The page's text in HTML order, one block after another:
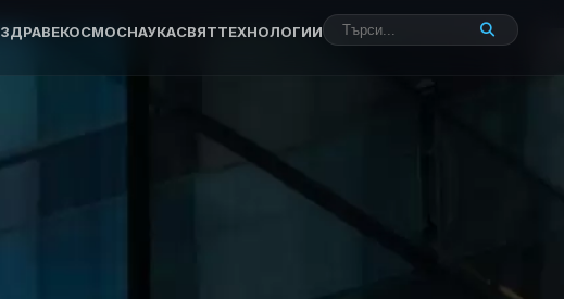
ЗДРАВЕКОСМОСНАУКАСВЯТТЕХНОЛОГИИ